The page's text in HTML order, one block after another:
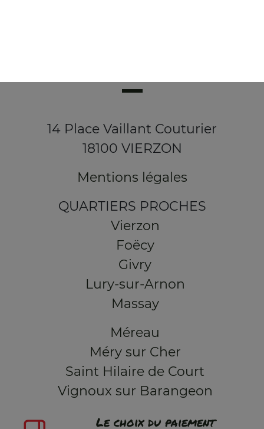
14 Place Vaillant Couturier
18100 VIERZON
Mentions légales
QUARTIERS PROCHES
Vierzon
Foëcy
Givry
Lury-sur-Arnon
Massay
Méreau
Méry sur Cher
Saint Hilaire de Court
Vignoux sur Barangeon
Le choix du paiement